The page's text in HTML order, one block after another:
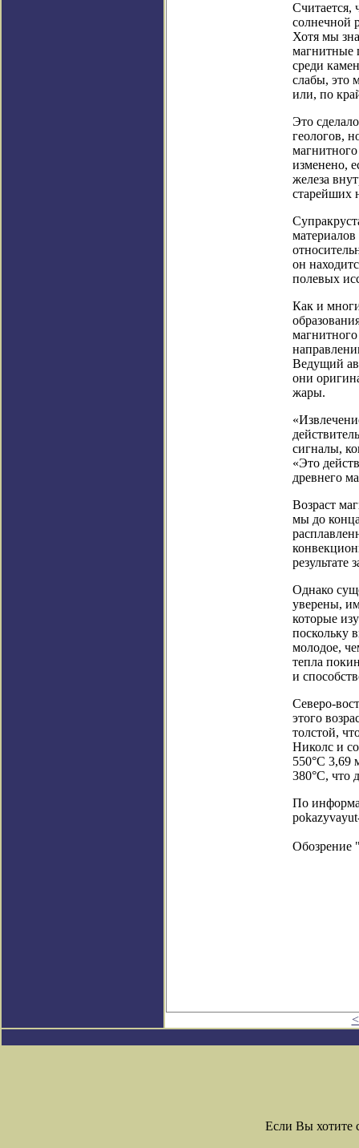
солнечной
Хотя мы
магнитные
среди
слабы, это
или, по
Это
геологов,
изменено,
железа
старейших
он
полевых
Как и
Ведущий
они
жары.
сигналы,
«Это
древнего
Возраст
мы до
результате
Однако
уверены,
которые
поскольку
молодое,
тепла
и
Северо-
этого
толстой,
Николс и
550°C 3,69
380°C, что
По
Обозрение
Если Вы хотите